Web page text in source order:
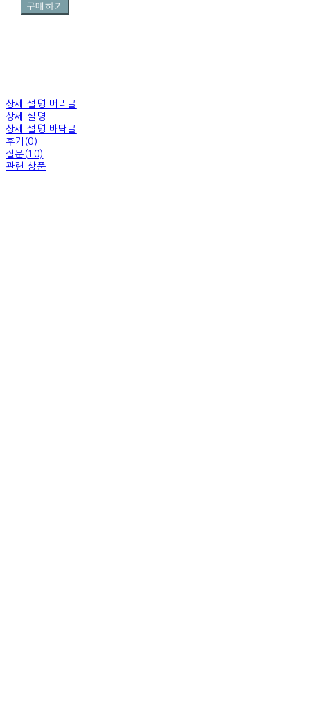
구매하기
상세 설명 머리글
상세 설명
상세 설명 바닥글
후기(0)
질문(10)
관련 상품